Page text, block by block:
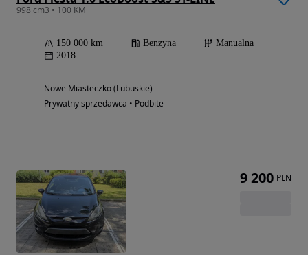
998 cm3 • 100 KM
150 000 km Benzyna
Manualna
2018
Nowe Miasteczko (Lubuskie)
Prywatny sprzedawca • Podbite
9 200 PLN